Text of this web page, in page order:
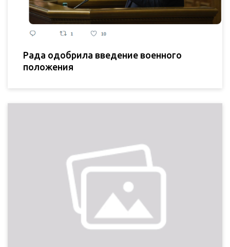
Рада одобрила введение военного
положения